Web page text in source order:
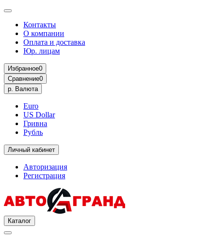
Контакты
О компании
Оплата и доставка
Юр. лицам
Избранное0
Сравнение0
р. Валюта
Euro
US Dollar
Гривна
Рубль
Личный кабинет
Авторизация
Регистрация
Каталог